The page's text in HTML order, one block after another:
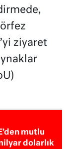
ziyaret
mutlu
dolarlık